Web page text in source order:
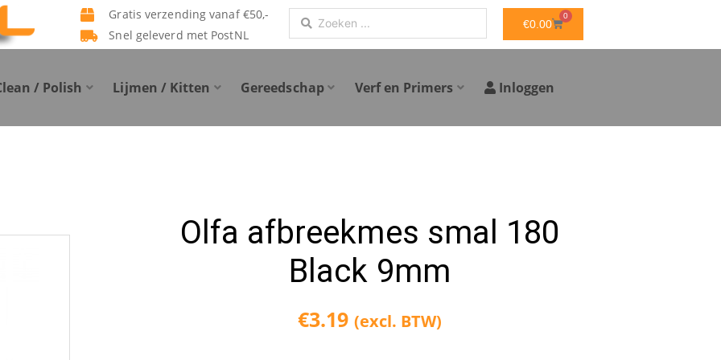
Gratis verzending vanaf €50,-
Snel geleverd met PostNL
Search
...
€0.00
0
WINKELWAGEN
/ Polish Lijmen / Kitten Gereedschap Verf en Primers Inloggen
Olfa afbreekmes smal 180
Black 9mm
€3.19 (excl. BTW)